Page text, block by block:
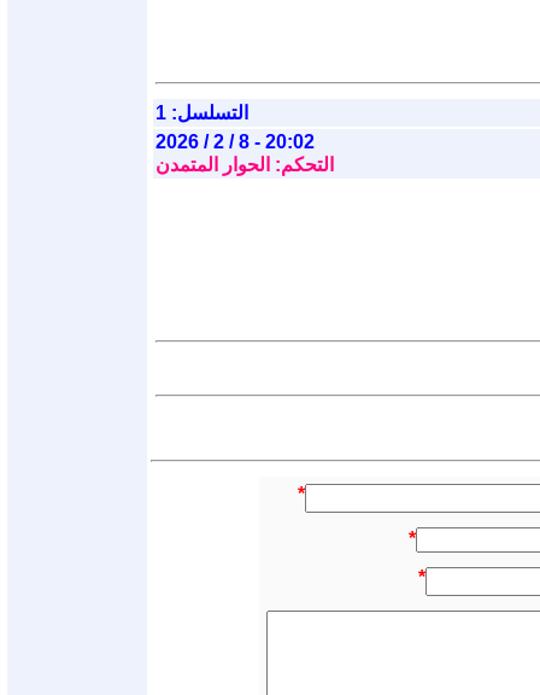
التسلسل: 1
2026 / 2 / 8 - 20:02
التحكم: الحوار المتمدن
*
*
*